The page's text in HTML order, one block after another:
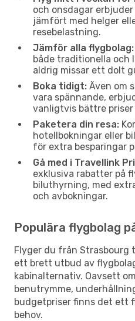
och onsdagar
jämfört med helger
resebelastning.
Jämför alla flygbolag:
både traditionella och
aldrig missar ett dolt
Boka tidigt: Även om
vara spännande,
vanligtvis bättre
Paketera din resa:
hotellbokningar eller
för extra besparingar
Gå med i Travellink
exklusiva rabatter på
biluthyrning, med
och avbokningar.
Populära flygbolag
Flyger du från Strasbourg
ett brett utbud av
kabinalternativ. Oavsett
benutrymme,
budgetpriser finns det ett
behov.